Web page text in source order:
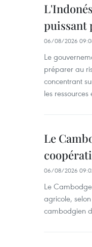
puissant
06/08/2026
Le
préparer au
concentrant
les
Le
06/08/2026
Le
agricole,
cambodgien